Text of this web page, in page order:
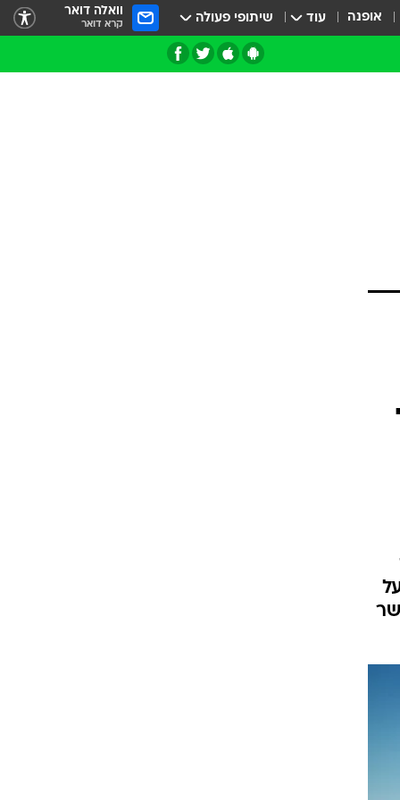
אופנה עוד שיתופי פעולה וואלה דואר
קרא דואר
| בעל
| אושר